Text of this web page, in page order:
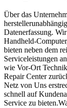
Über das
Datenerfassung.
Handheld-
bieten neben dem
Serviceleistungen
wie Vor-Ort
Repair Center
Netz von Uns
schnell auf
Service zu